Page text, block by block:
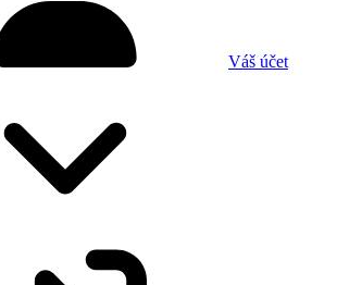
Váš účet